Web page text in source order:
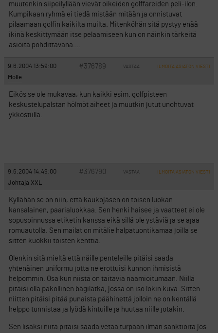
muutenkin siipeilyllään vievät oikeiden golffareiden peli-ilon.
Kumpikaan ryhmä ei tiedä mistään mitään ja onnistuvat
pilaamaan golfin kaikilta muilta. Mitenköhän sitä pystyy enää
ikinä keskittymään itse pelaamiseen kun on näinkin tärkeitä
asioita pohdittavana….
9.6.2004 13:59:00 #376789 VASTAA ILMOITA ASIATON VIESTI
Molle
Eikös se ole mukavaa, kun kaikki esim. golfpisteen
keskustelupalstan hölmöt aiheet ja muutkin jutut unohtuvat
ykköstiillä.
9.6.2004 14:49:00 #376790 VASTAA ILMOITA ASIATON VIESTI
Johtaja XXL
Kyllähän se on niin, että kaukojäsen on toisen luokan
kansalainen, paarialuokkaa. Sen henki haisee ja vaatteet ei ole
sopusoinnussa etiketin kanssa eikä sillä ole ystäviä ja se ajaa
romuautolla. Sen mailat on mitälie halpatuontikamaa joilla se
sitten kuokkii toisten kenttiä.
Olenkin sitä mieltä että näille penteleille pitäisi saada
yhtenäinen uniformu jotta ne erottuisi kunnon ihmisistä
helpommin. Osa kun niistä on taitavia naamioitumaan. Niillä
pitäisi olla pakollinen bägilätkä, jossa on iso lokin kuva. Sitten
niitten pitäisi pitää punaista päähinettä jolloin ne on kentällä
helppo tunnistaa ja lyödä kintuille ja huutaa niille jotakin.
Sen lisäksi niitä pitäisi saada vetää turpaan ilman sanktioita jos